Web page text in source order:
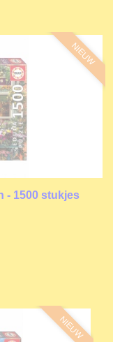
NIEUW
- 1500 stukjes
NIEUW